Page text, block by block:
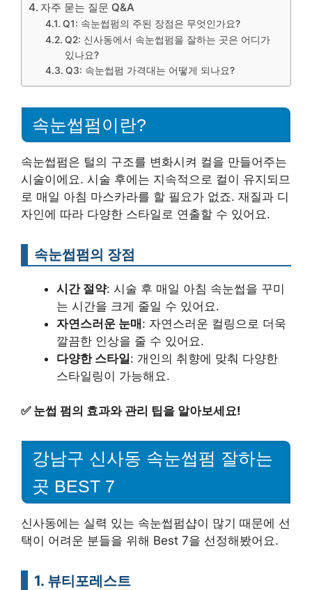
자주 묻는 질문 Q&A
Q1: 속눈썹펌의 주된 장점은 무엇인가요?
Q2: 신사동에서 속눈썹펌을 잘하는 곳은 어디가
있나요?
Q3: 속눈썹펌 가격대는 어떻게 되나요?
속눈썹펌이란?
속눈썹펌은 털의 구조를 변화시켜 컬을 만들어주는
시술이에요. 시술 후에는 지속적으로 컬이 유지되므
로 매일 아침 마스카라를 할 필요가 없죠. 재질과 디
자인에 따라 다양한 스타일로 연출할 수 있어요.
속눈썹펌의 장점
시간 절약: 시술 후 매일 아침 속눈썹을 꾸미
는 시간을 크게 줄일 수 있어요.
자연스러운 눈매: 자연스러운 컬링으로 더욱
깔끔한 인상을 줄 수 있어요.
다양한 스타일: 개인의 취향에 맞춰 다양한
스타일링이 가능해요.
✅ 눈썹 펌의 효과와 관리 팁을 알아보세요!
강남구 신사동 속눈썹펌 잘하는
곳 BEST 7
신사동에는 실력 있는 속눈썹펌샵이 많기 때문에 선
택이 어려운 분들을 위해 Best 7을 선정해봤어요.
1. 뷰티포레스트